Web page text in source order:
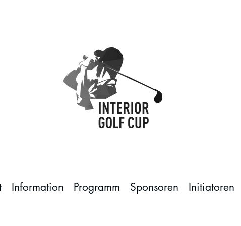
Information Programm Sponsoren Initiatoren